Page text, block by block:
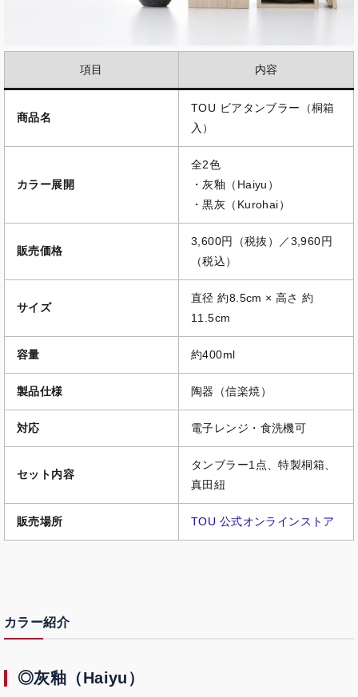
項目 内容
商品名
TOU ビアタンブラー（桐箱
入）
カラー展開
全2色
・灰釉（Haiyu）
・黒灰（Kurohai）
販売価格
3,600円（税抜）／3,960円
（税込）
サイズ
直径 約8.5cm × 高さ 約
11.5cm
容量 約400ml
製品仕様 陶器（信楽焼）
対応 電子レンジ・食洗機可
セット内容
タンブラー1点、特製桐箱、
真田紐
販売場所 TOU 公式オンラインストア
カラー紹介
◎灰釉（Haiyu）